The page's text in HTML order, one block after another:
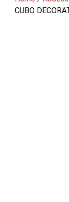
CUBO